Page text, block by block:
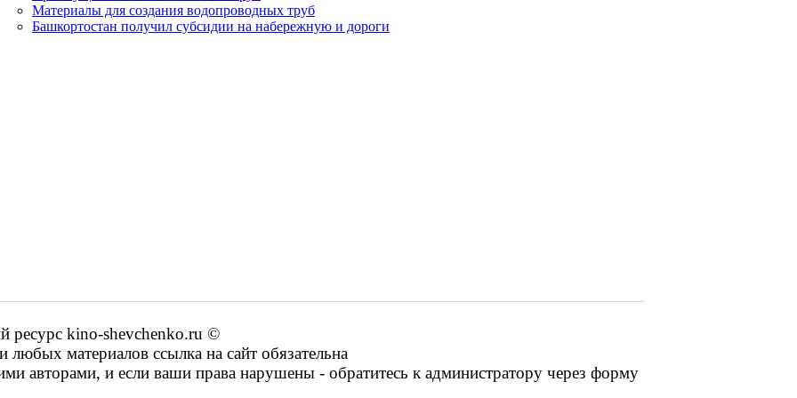
Материалы для создания водопроводных труб
Башкортостан получил субсидии на набережную и дороги
ресурс kino-shevchenko.ru ©
материалов ссылка на сайт обязательна
авторами, и если ваши права нарушены - обратитесь к администратору через форму